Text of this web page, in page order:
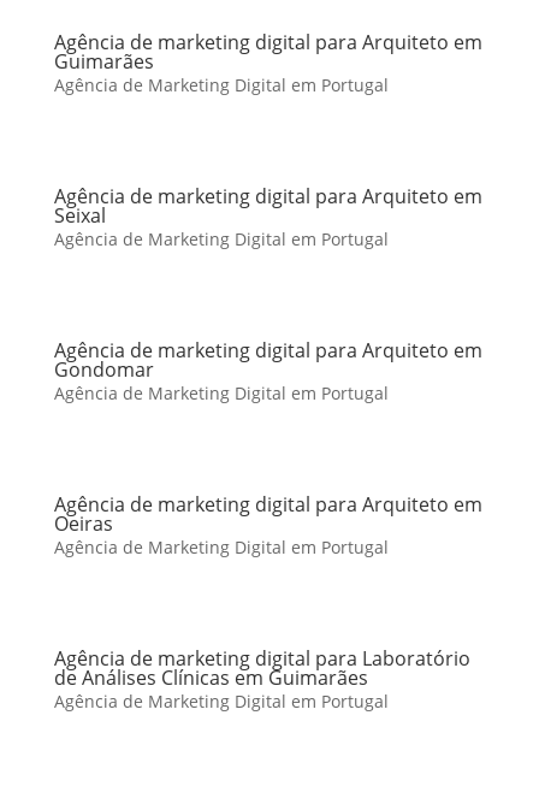
Agência de marketing digital para Arquiteto em
Guimarães
Agência de Marketing Digital em Portugal
Agência de marketing digital para Arquiteto em
Seixal
Agência de Marketing Digital em Portugal
Agência de marketing digital para Arquiteto em
Gondomar
Agência de Marketing Digital em Portugal
Agência de marketing digital para Arquiteto em
Oeiras
Agência de Marketing Digital em Portugal
Agência de marketing digital para Laboratório
de Análises Clínicas em Guimarães
Agência de Marketing Digital em Portugal